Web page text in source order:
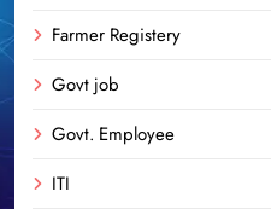
Farmer Registery
Govt job
Govt. Employee
ITI